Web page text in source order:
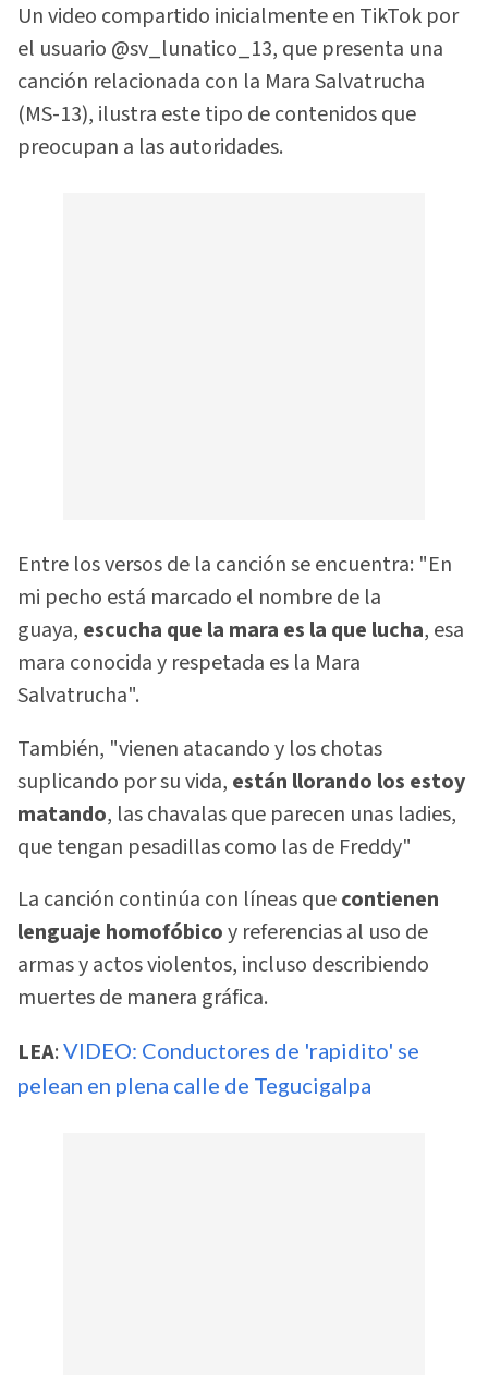
Un video compartido inicialmente en TikTok por
el usuario @sv_lunatico_13, que presenta una
canción relacionada con la Mara Salvatrucha
(MS-13), ilustra este tipo de contenidos que
preocupan a las autoridades.
Entre los versos de la canción se encuentra: "En
mi pecho está marcado el nombre de la
guaya, escucha que la mara es la que lucha, esa
mara conocida y respetada es la Mara
Salvatrucha".
También, "vienen atacando y los chotas
suplicando por su vida, están llorando los estoy
matando, las chavalas que parecen unas ladies,
que tengan pesadillas como las de Freddy"
La canción continúa con líneas quecontienen
lenguaje homofóbicoy referencias al uso de
armas y actos violentos, incluso describiendo
muertes de manera gráfica.
LEA: VIDEO: Conductores de 'rapidito' se
pelean en plena calle de Tegucigalpa